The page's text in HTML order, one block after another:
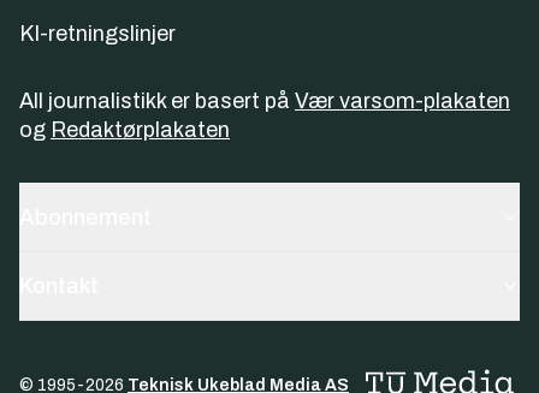
KI-retningslinjer
All journalistikk er basert på Vær varsom-plakaten
og Redaktørplakaten
© 1995-2026 Teknisk Ukeblad Media AS